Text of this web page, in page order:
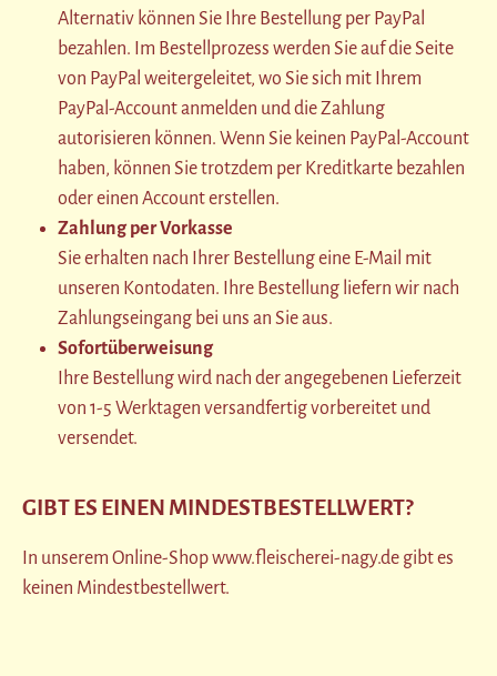
Alternativ können Sie Ihre Bestellung per PayPal
bezahlen. Im Bestellprozess werden Sie auf die Seite
von PayPal weitergeleitet, wo Sie sich mit Ihrem
PayPal-Account anmelden und die Zahlung
autorisieren können. Wenn Sie keinen PayPal-Account
haben, können Sie trotzdem per Kreditkarte bezahlen
oder einen Account erstellen.
Zahlung per Vorkasse
Sie erhalten nach Ihrer Bestellung eine E-Mail mit
unseren Kontodaten. Ihre Bestellung liefern wir nach
Zahlungseingang bei uns an Sie aus.
Sofortüberweisung
Ihre Bestellung wird nach der angegebenen Lieferzeit
von 1-5 Werktagen versandfertig vorbereitet und
versendet.
GIBT ES EINEN MINDESTBESTELLWERT?
In unserem Online-Shop www.fleischerei-nagy.de gibt es
keinen Mindestbestellwert.